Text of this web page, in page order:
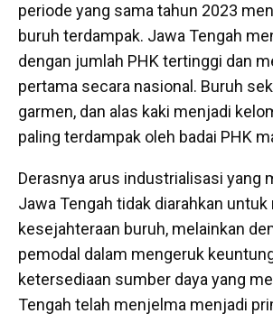
periode yang sama tahun 2023
buruh terdampak. Jawa Tengah
dengan jumlah PHK tertinggi dan
pertama secara nasional. Buruh
garmen, dan alas kaki menjadi
paling terdampak oleh badai PHK
Derasnya arus industrialisasi yang
Jawa Tengah tidak diarahkan
kesejahteraan buruh, melainkan
pemodal dalam mengeruk
ketersediaan sumber daya yang
Tengah telah menjelma menjadi